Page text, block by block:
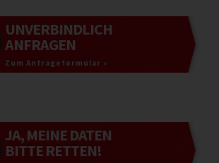
UNVERBINDLICH
ANFRAGEN
Zum Anfrageformular »
JA, MEINE DATEN
BITTE RETTEN!